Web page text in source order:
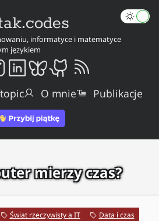
informatyce i matematyce
językiem
O mnie Publikacje
mierzy czas?
Świat rzeczywisty a IT Data i czas